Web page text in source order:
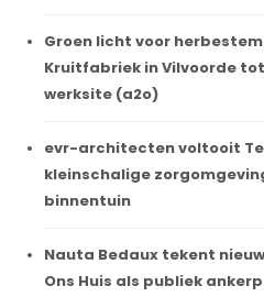
Groen licht voor
Kruitfabriek in Vilvoorde
werksite (a2o)
evr-architecten voltooit
kleinschalige
binnentuin
Nauta Bedaux tekent
Ons Huis als publiek